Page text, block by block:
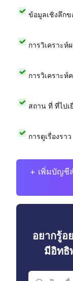
ข้อมูลเชิงลึกข
การวิเคราะ
การวิเคราะห์
สถาน ที่ ที่ไป
การดูเรื่องรา
+ เพิ่มบัญชี
อยากรู้อ
มีอิทธิ